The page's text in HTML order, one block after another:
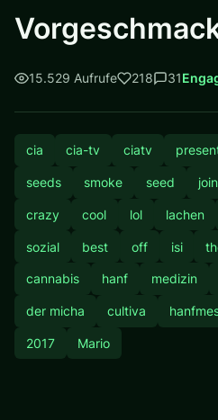
15.529 Aufrufe 218 31
cia cia-tv ciatv
seeds smoke seed
crazy cool lol lachen
sozial best off isi
cannabis hanf medizin
der micha cultiva
2017 Mario